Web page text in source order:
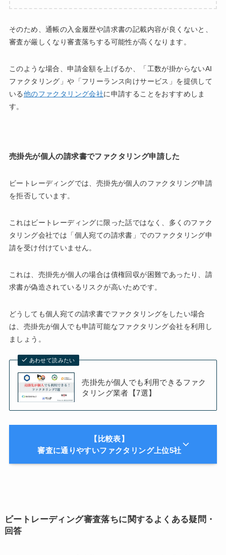
そのため、通帳の入金履歴や請求書の記載内容が良くないと、
審査が厳しくなり審査落ちする可能性が高くなります。
このような場合、申請金額を上げるか、「工数が掛からないAI
ファクタリング」や「フリーランス向けサービス」を提供して
いる他のファクタリング会社に申請することをおすすめしま
す。
売掛先が個人の請求書でファクタリング申請した
ビートレーディングでは、売掛先が個人のファクタリング申請
を拒否しています。
これはビートレーディングに限った話ではなく、多くのファク
タリング会社では「個人宛ての請求書」でのファクタリング申
請を受け付けていません。
これは、売掛先が個人の場合は債権回収が困難であったり、請
求書が偽造されているリスクが高いためです。
どうしても個人宛ての請求書でファクタリングをしたい場合
は、売掛先が個人でも申請可能なファクタリング会社を利用し
ましょう。
あわせて読みたい
売掛先が個人でも利用できるファク
タリング業者【7選】
【比較表】
審査に通りやすいファクタリング上位5社
ビートレーディング審査落ちに関するよくある疑問・
回答